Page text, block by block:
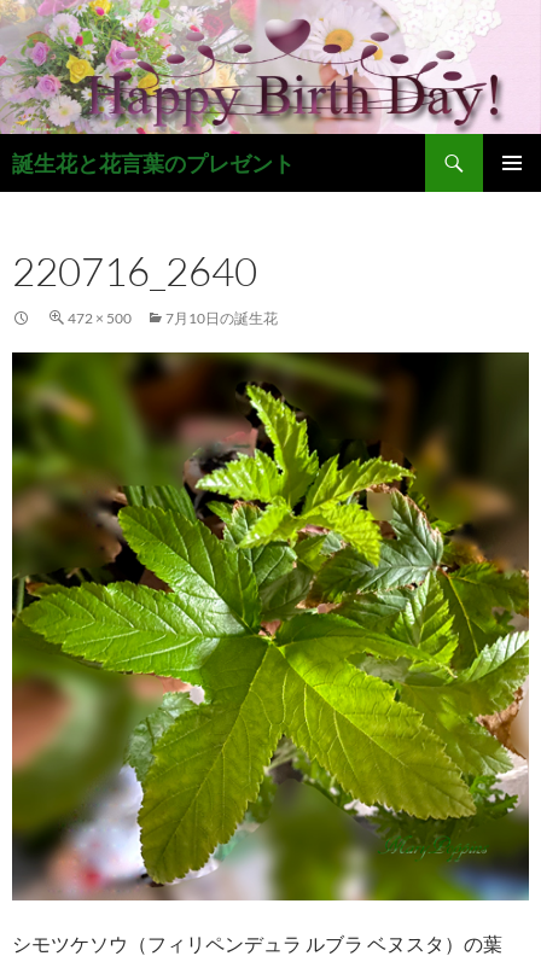
コ
ン
テ
ン
ツ
へ
ス
プ
誕生花と花言葉のプレゼント
検
索
220716_2640
472 × 500 7月10日の誕生花
シモツケソウ（フィリペンデュラ ルブラ ベヌスタ）の葉